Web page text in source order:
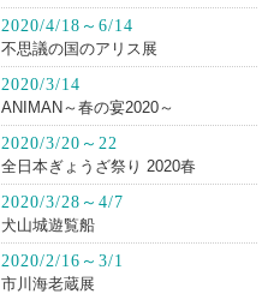
2020/4/18～6/14
不思議の国のアリス展
2020/3/14
ANIMAN～春の宴2020～
2020/3/20～22
全日本ぎょうざ祭り 2020春
2020/3/28～4/7
犬山城遊覧船
2020/2/16～3/1
市川海老蔵展